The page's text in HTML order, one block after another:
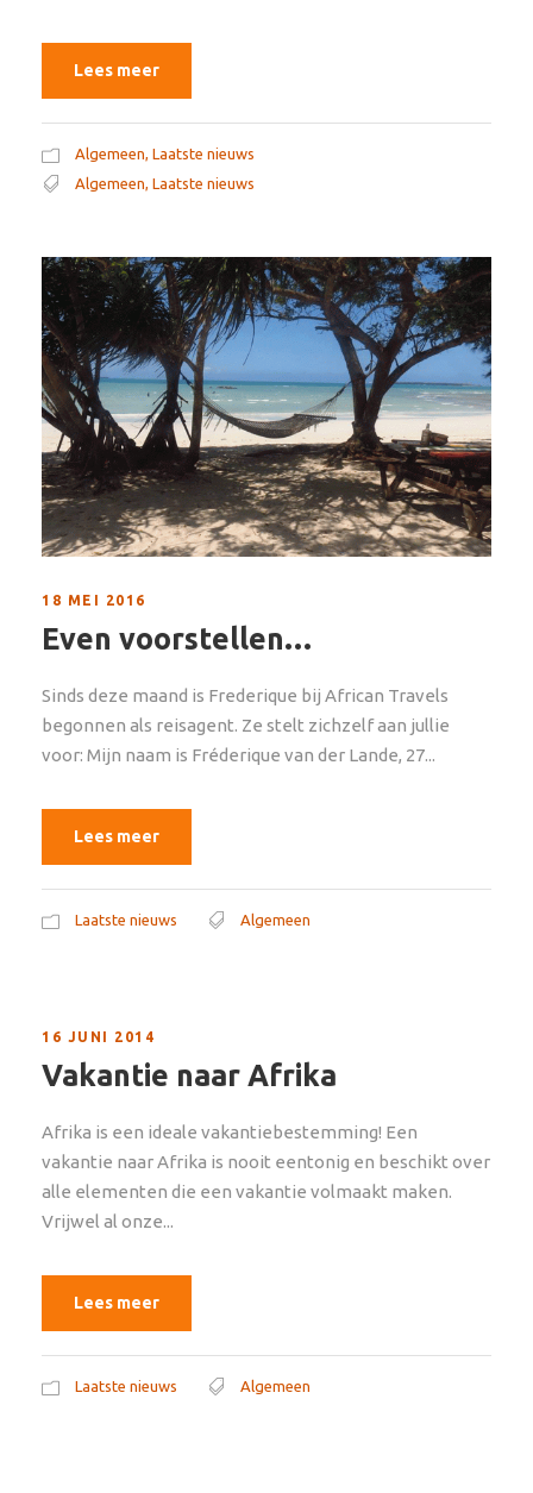
Lees meer
Algemeen Laatste nieuws
Algemeen Laatste nieuws
18 MEI 2016
Even voorstellen…
Sinds deze maand is Frederique bij African Travels
begonnen als reisagent. Ze stelt zichzelf aan jullie
voor: Mijn naam is Fréderique van der Lande, 27...
Lees meer
Laatste nieuws Algemeen
16 JUNI 2014
Vakantie naar Afrika
Afrika is een ideale vakantiebestemming! Een
vakantie naar Afrika is nooit eentonig en beschikt over
alle elementen die een vakantie volmaakt maken.
Vrijwel al onze...
Lees meer
Laatste nieuws Algemeen